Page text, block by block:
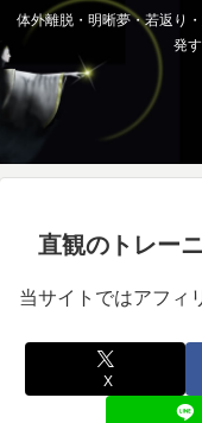
体外離脱・明晰夢・若返り
発
直観のトレー
当サイトではアフィ
X